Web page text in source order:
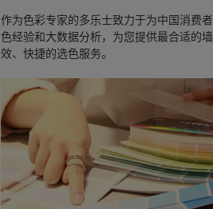
作为色彩专家的多乐士致力于为中国消费
色经验和大数据分析，为您提供最合适的
效、快捷的选色服务。